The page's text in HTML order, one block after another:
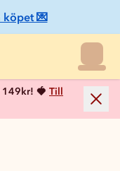
köpet 💌
149kr! 🍓 Till